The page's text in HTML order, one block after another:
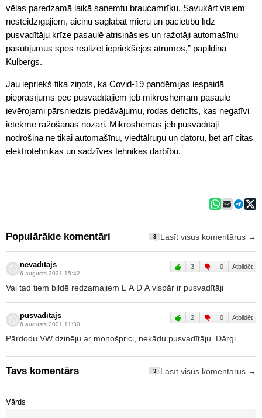
vēlas paredzamā laikā saņemtu braucamrīku. Savukārt visiem
nesteidzīgajiem, aicinu saglabāt mieru un pacietību līdz
pusvadītāju krīze pasaulē atrisināsies un ražotāji automašīnu
pasūtījumus spēs realizēt iepriekšējos ātrumos,” papildina
Kulbergs.
Jau iepriekš tika ziņots, ka Covid-19 pandēmijas iespaidā
pieprasījums pēc pusvadītājiem jeb mikroshēmām pasaulē
ievērojami pārsniedzis piedāvājumu, rodas deficīts, kas negatīvi
ietekmē ražošanas nozari. Mikroshēmas jeb pusvadītāji
nodrošina ne tikai automašīnu, viedtālruņu un datoru, bet arī citas
elektrotehnikas un sadzīves tehnikas darbību.
Populārākie komentāri 3 Lasīt visus komentārus →
nevadītājs
6.augusts 2021 15:42
3 0 Atbildēt
Vai tad tiem bildē redzamajiem L A D A vispār ir pusvadītāji
pusvadītājs
6.augusts 2021 11:30
2 0 Atbildēt
Pārdodu VW dzinēju ar monošprici, nekādu pusvadītāju. Dārgi.
Tavs komentārs 3 Lasīt visus komentārus →
Vārds